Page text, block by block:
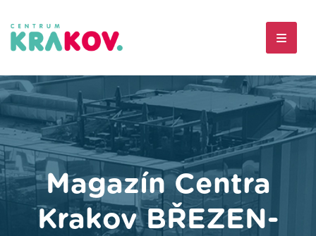
Magazín Centra
Krakov BŘEZEN-